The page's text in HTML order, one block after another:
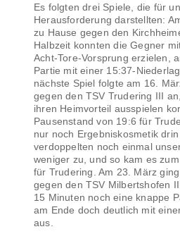
Es folgten drei Spiele, die für
Herausforderung darstellten:
zu Hause gegen den
Halbzeit konnten die Gegner
Acht-Tore-Vorsprung erzielen,
Partie mit einer 15:37-
nächste Spiel folgte am 16.
gegen den TSV Trudering III
ihren Heimvorteil ausspielen
Pausenstand von 19:6 für
nur noch Ergebniskosmetik
verdoppelten noch einmal
weniger zu, und so kam es
für Trudering. Am 23. März
gegen den TSV Milbertshofen
15 Minuten noch eine knappe
am Ende doch deutlich mit
aus.